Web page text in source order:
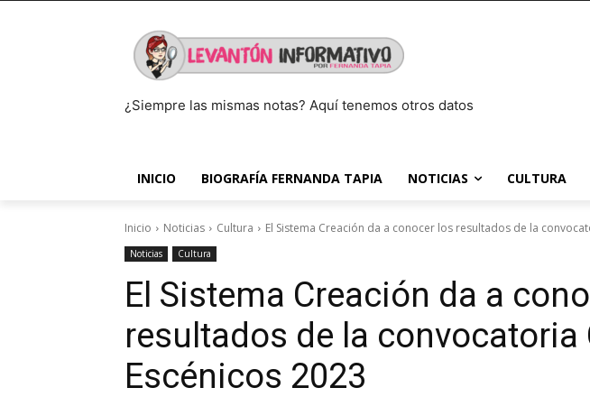
¿Siempre las mismas notas? Aquí tenemos otros datos
INICIO BIOGRAFÍA FERNANDA TAPIA NOTICIAS CULTURA
Inicio Noticias Cultura El Sistema Creación da a conocer los resultados de la
Noticias Cultura
El Sistema Creación da a
resultados de la convocatoria
Escénicos 2023